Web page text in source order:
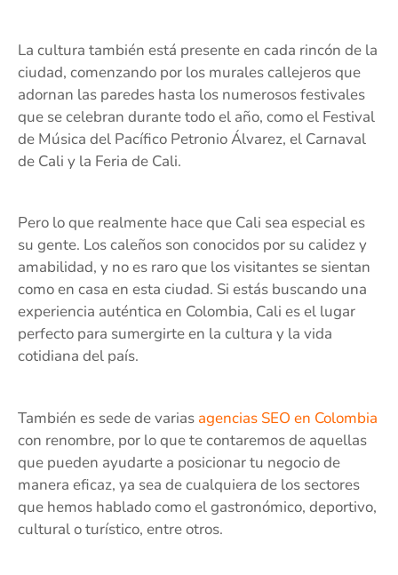
La cultura también está presente en cada rincón de la
ciudad, comenzando por los murales callejeros que
adornan las paredes hasta los numerosos festivales
que se celebran durante todo el año, como el Festival
de Música del Pacífico Petronio Álvarez, el Carnaval
de Cali y la Feria de Cali.
Pero lo que realmente hace que Cali sea especial es
su gente. Los caleños son conocidos por su calidez y
amabilidad, y no es raro que los visitantes se sientan
como en casa en esta ciudad. Si estás buscando una
experiencia auténtica en Colombia, Cali es el lugar
perfecto para sumergirte en la cultura y la vida
cotidiana del país.
También es sede de varias agencias SEO en Colombia
con renombre, por lo que te contaremos de aquellas
que pueden ayudarte a posicionar tu negocio de
manera eficaz, ya sea de cualquiera de los sectores
que hemos hablado como el gastronómico, deportivo,
cultural o turístico, entre otros.